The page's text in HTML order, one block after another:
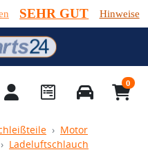
SEHR GUT Hinweise
0
Motor
Ladeluftschlauch